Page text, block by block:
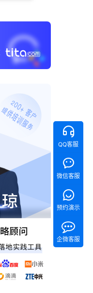
QQ客服
微信客服
预约演示
企微客服